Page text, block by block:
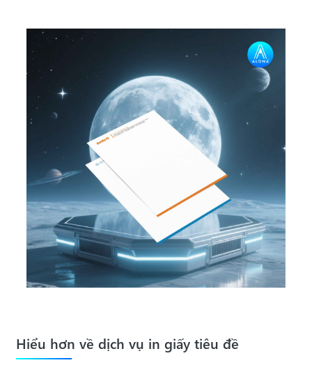
Hiểu hơn về dịch vụ in giấy tiêu đề